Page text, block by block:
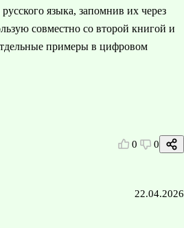
языка, запомнив их через
совместно со второй книгой и
примеры в цифровом
0 0
22.04.2026